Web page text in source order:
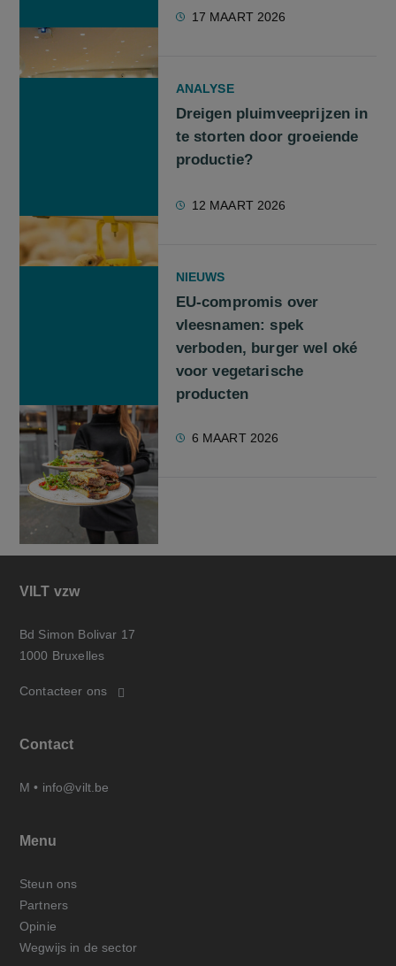
17 MAART 2026
ANALYSE
Dreigen pluimveeprijzen in
te storten door groeiende
productie?
12 MAART 2026
NIEUWS
EU-compromis over
vleesnamen: spek
verboden, burger wel oké
voor vegetarische
producten
6 MAART 2026
VILT vzw
Bd Simon Bolivar 17
1000 Bruxelles
Contacteer ons
Contact
M • info@vilt.be
Menu
Steun ons
Partners
Opinie
Wegwijs in de sector